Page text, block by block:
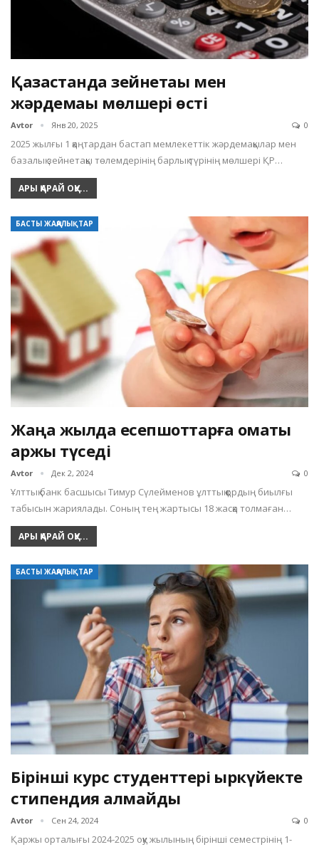
Қазақстанда зейнетақы мен
жәрдемақы мөлшері өсті
Avtor Янв 20, 2025 0
2025 жылғы 1 қаңтардан бастап мемлекеттік жәрдемақылар мен
базалық зейнетақы төлемдерінің барлық түрінің мөлшері ҚР…
АРЫ ҚАРАЙ ОҚУ...
БАСТЫ ЖАҢАЛЫҚТАР
Жаңа жылда есепшоттарға қомақты
қаржы түседі
Avtor Дек 2, 2024 0
Ұлттық банк басшысы Тимур Сүлейменов ұлттық қордың биылғы
табысын жариялады. Соның тең жартысы 18 жасқа толмаған…
АРЫ ҚАРАЙ ОҚУ...
БАСТЫ ЖАҢАЛЫҚТАР
Бірінші курс студенттері қыркүйекте
стипендия алмайды
Avtor Сен 24, 2024 0
Қаржы орталығы 2024-2025 оқу жылының бірінші семестрінің 1-